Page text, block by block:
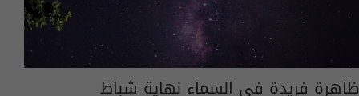
ظاهرة فريدة في السماء نهاية شباط